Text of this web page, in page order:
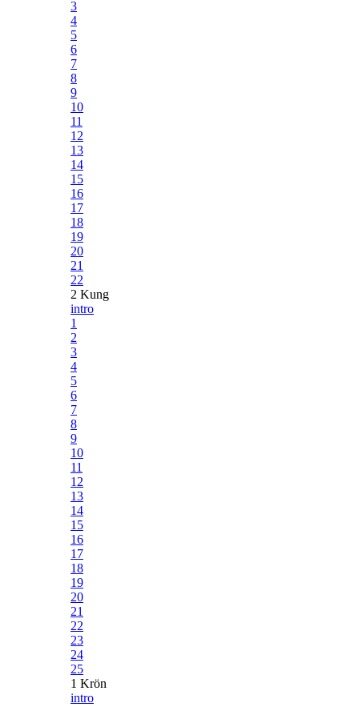
3
4
5
6
7
8
9
10
11
12
13
14
15
16
17
18
19
20
21
22
2 Kung
intro
1
2
3
4
5
6
7
8
9
10
11
12
13
14
15
16
17
18
19
20
21
22
23
24
25
1 Krön
intro